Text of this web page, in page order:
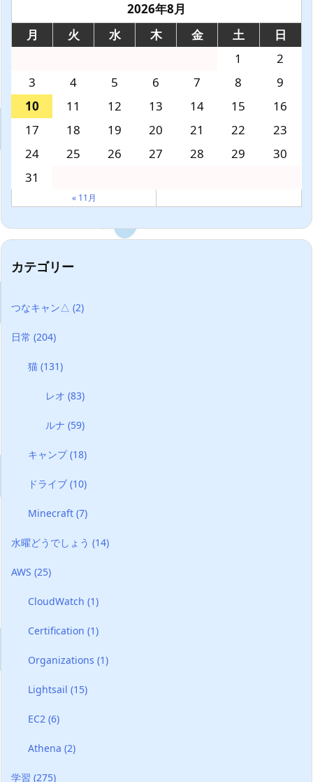
2026年8月
月
火 水 木 金 土
日
1
2
3
4 5 6 7 8
9
10
11 12 13 14 15
16
17
18 19 20 21 22
23
24
25 26 27 28 29
30
31
« 11月
カテゴリー
つなキャン△ (2)
日常 (204)
猫(131)
レオ (83)
ルナ (59)
キャンプ(18)
ドライブ(10)
Minecraft(7)
水曜どうでしょう (14)
AWS (25)
CloudWatch(1)
Certification(1)
Organizations(1)
Lightsail(15)
EC2(6)
Athena(2)
学習 (275)